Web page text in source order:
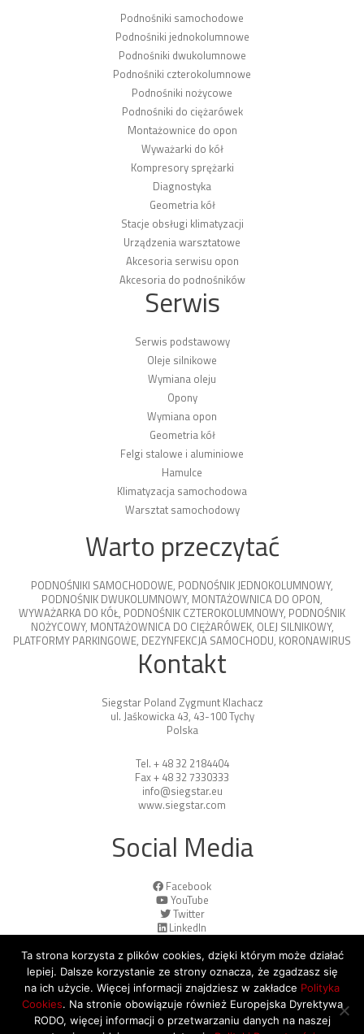
Podnośniki samochodowe
Podnośniki jednokolumnowe
Podnośniki dwukolumnowe
Podnośniki czterokolumnowe
Podnośniki nożycowe
Podnośniki do ciężarówek
Montażownice do opon
Wyważarki do kół
Kompresory sprężarki
Diagnostyka
Geometria kół
Stacje obsługi klimatyzacji
Urządzenia warsztatowe
Akcesoria serwisu opon
Akcesoria do podnośników
Serwis
Serwis podstawowy
Oleje silnikowe
Wymiana oleju
Opony
Wymiana opon
Geometria kół
Felgi stalowe i aluminiowe
Hamulce
Klimatyzacja samochodowa
Warsztat samochodowy
Warto przeczytać
PODNOŚNIKI SAMOCHODOWE, PODNOŚNIK JEDNOKOLUMNOWY,
PODNOŚNIK DWUKOLUMNOWY, MONTAŻOWNICA DO OPON,
WYWAŻARKA DO KÓŁ, PODNOŚNIK CZTEROKOLUMNOWY, PODNOŚNIK
NOŻYCOWY, MONTAŻOWNICA DO CIĘŻARÓWEK, OLEJ SILNIKOWY,
PLATFORMY PARKINGOWE, DEZYNFEKCJA SAMOCHODU, KORONAWIRUS
Kontakt
Siegstar Poland Zygmunt Klachacz
ul. Jaśkowicka 43, 43-100 Tychy
Polska
Tel. + 48 32 2184404
Fax + 48 32 7330333
info@siegstar.eu
www.siegstar.com
Social Media
Facebook
YouTube
Twitter
LinkedIn
© 2026 Copyright by SiegStar. All rights
Ta strona korzysta z plików cookies, dzięki którym może działać
lepiej. Dalsze korzystanie ze strony oznacza, że zgadzasz się
na ich użycie. Więcej informacji znajdziesz w zakładce Polityka
Cookies. Na stronie obowiązuje również Europejska Dyrektywa
RODO, więcej informacji o przetwarzaniu danych na naszej